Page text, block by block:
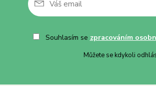
Souhlasím se zpracováním
Můžete se kdykoli